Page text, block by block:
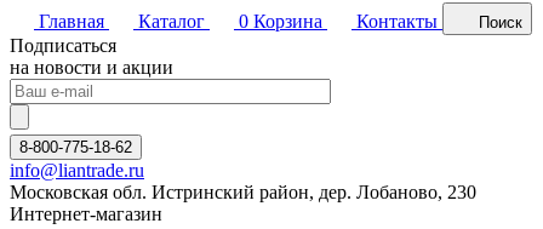
Главная
Каталог 0 Корзина Контакты Поиск
Подписаться
на новости и акции
8-800-775-18-62
info@liantrade.ru
Московская обл. Истринский район, дер. Лобаново, 230
Интернет-магазин